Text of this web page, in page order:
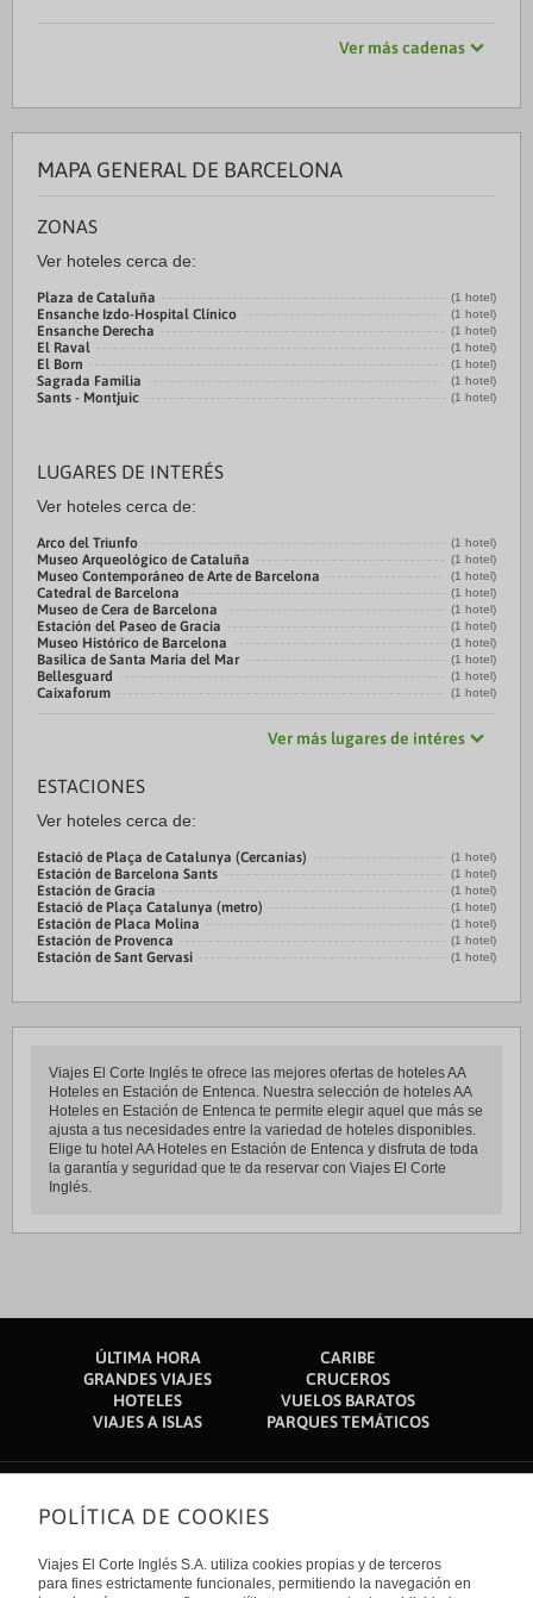
Ver más cadenas
MAPA GENERAL DE BARCELONA
ZONAS
Ver hoteles cerca de:
Plaza de Cataluña (1 hotel)
Ensanche Izdo-Hospital Clínico (1 hotel)
Ensanche Derecha (1 hotel)
El Raval (1 hotel)
El Born (1 hotel)
Sagrada Familia (1 hotel)
Sants - Montjuic (1 hotel)
LUGARES DE INTERÉS
Ver hoteles cerca de:
Arco del Triunfo (1 hotel)
Museo Arqueológico de Cataluña (1 hotel)
Museo Contemporáneo de Arte de Barcelona (1 hotel)
Catedral de Barcelona (1 hotel)
Museo de Cera de Barcelona (1 hotel)
Estación del Paseo de Gracia (1 hotel)
Museo Histórico de Barcelona (1 hotel)
Basilica de Santa Maria del Mar (1 hotel)
Bellesguard (1 hotel)
Caixaforum (1 hotel)
Ver más lugares de intéres
ESTACIONES
Ver hoteles cerca de:
Estació de Plaça de Catalunya (Cercanias) (1 hotel)
Estación de Barcelona Sants (1 hotel)
Estación de Gracia (1 hotel)
Estació de Plaça Catalunya (metro) (1 hotel)
Estación de Placa Molina (1 hotel)
Estación de Provenca (1 hotel)
Estación de Sant Gervasi (1 hotel)
Viajes El Corte Inglés te ofrece las mejores ofertas de hoteles AA
Hoteles en Estación de Entenca. Nuestra selección de hoteles AA
Hoteles en Estación de Entenca te permite elegir aquel que más se
ajusta a tus necesidades entre la variedad de hoteles disponibles.
Elige tu hotel AA Hoteles en Estación de Entenca y disfruta de toda
la garantía y seguridad que te da reservar con Viajes El Corte
Inglés.
ÚLTIMA HORA
CARIBE
GRANDES VIAJES
CRUCEROS
HOTELES
VUELOS BARATOS
VIAJES A ISLAS
PARQUES TEMÁTICOS
Sobre nosotros
Quiénes somos
Financiación
Enlaces de interés
POLÍTICA DE COOKIES
Viajes El Corte Inglés S.A. utiliza cookies propias y de terceros
para fines estrictamente funcionales, permitiendo la navegación en